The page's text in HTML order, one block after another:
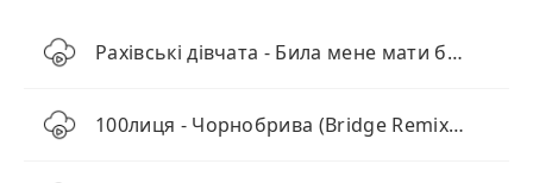
Рахівські дівчата - Била мене мати березовим прутом
100лиця - Чорнобрива (Bridge Remix 2025)